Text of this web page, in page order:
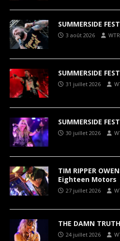
SUMMERSIDE
3 août 2026
SUMMERSIDE
31 juillet 2026
SUMMERSIDE
30 juillet 2026
TIM RIPPER
Eighteen Motors
27 juillet 2026
THE DAMN
24 juillet 2026